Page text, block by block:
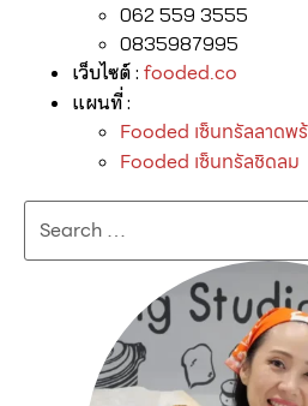
062 559 3555⁣
0835987995
เว็บไซต์ : fooded.co
แผนที่ :
Fooded เซ็นทรัลลาดพ
Fooded เซ็นทรัลชิดลม